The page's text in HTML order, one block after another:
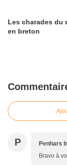
Les charades du
en breton
P Penhars
Bravo à